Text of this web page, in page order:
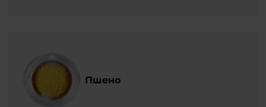
Пшено